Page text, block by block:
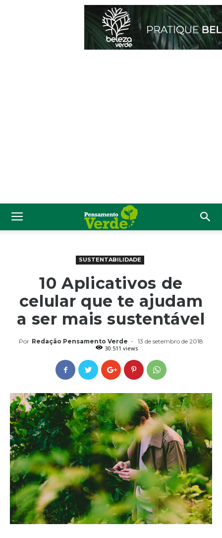
SUSTENTABILIDADE
10 Aplicativos de
celular que te ajudam
a ser mais sustentável
Por Redação Pensamento Verde -
13 de setembro de 2018
30.511 views